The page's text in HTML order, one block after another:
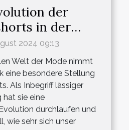
der
in der
2024 09:13
Welt der Mode nimmt
eine besondere Stellung
Als Inbegriff lässiger
hat sie eine
durchlaufen und
wie sehr sich unser